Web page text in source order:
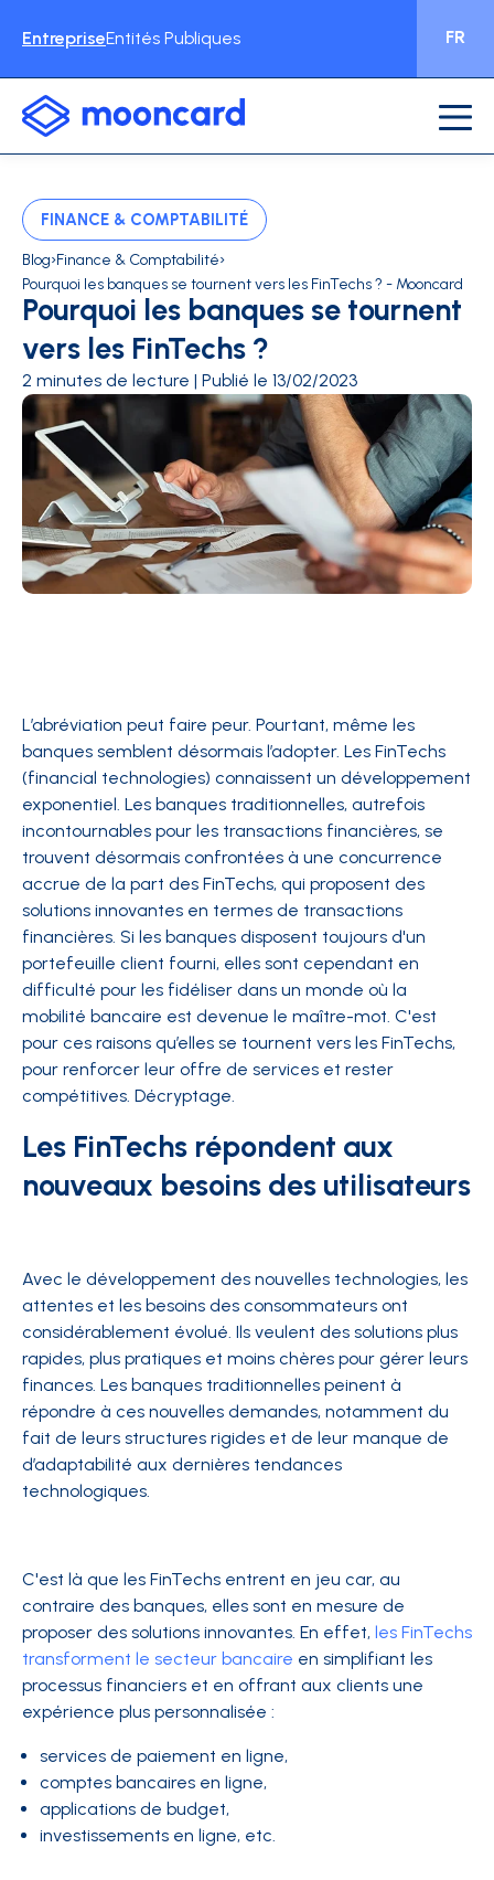
EntrepriseEntités Publiques FR
FINANCE & COMPTABILITÉ
Blog›Finance & Comptabilité›
Pourquoi les banques se tournent vers les FinTechs ? - Mooncard
Pourquoi les banques se tournent
vers les FinTechs ?
2 minutes de lecture | Publié le 13/02/2023
L’abréviation peut faire peur. Pourtant, même les
banques semblent désormais l’adopter. Les FinTechs
(financial technologies) connaissent un développement
exponentiel. Les banques traditionnelles, autrefois
incontournables pour les transactions financières, se
trouvent désormais confrontées à une concurrence
accrue de la part des FinTechs, qui proposent des
solutions innovantes en termes de transactions
financières. Si les banques disposent toujours d'un
portefeuille client fourni, elles sont cependant en
difficulté pour les fidéliser dans un monde où la
mobilité bancaire est devenue le maître-mot. C'est
pour ces raisons qu’elles se tournent vers les FinTechs,
pour renforcer leur offre de services et rester
compétitives. Décryptage.
Les FinTechs répondent aux
nouveaux besoins des utilisateurs
Avec le développement des nouvelles technologies, les
attentes et les besoins des consommateurs ont
considérablement évolué. Ils veulent des solutions plus
rapides, plus pratiques et moins chères pour gérer leurs
finances. Les banques traditionnelles peinent à
répondre à ces nouvelles demandes, notamment du
fait de leurs structures rigides et de leur manque de
d’adaptabilité aux dernières tendances
technologiques.
C'est là que les FinTechs entrent en jeu car, au
contraire des banques, elles sont en mesure de
proposer des solutions innovantes. En effet, les FinTechs
transforment le secteur bancaire en simplifiant les
processus financiers et en offrant aux clients une
expérience plus personnalisée :
services de paiement en ligne,
comptes bancaires en ligne,
applications de budget,
investissements en ligne, etc.